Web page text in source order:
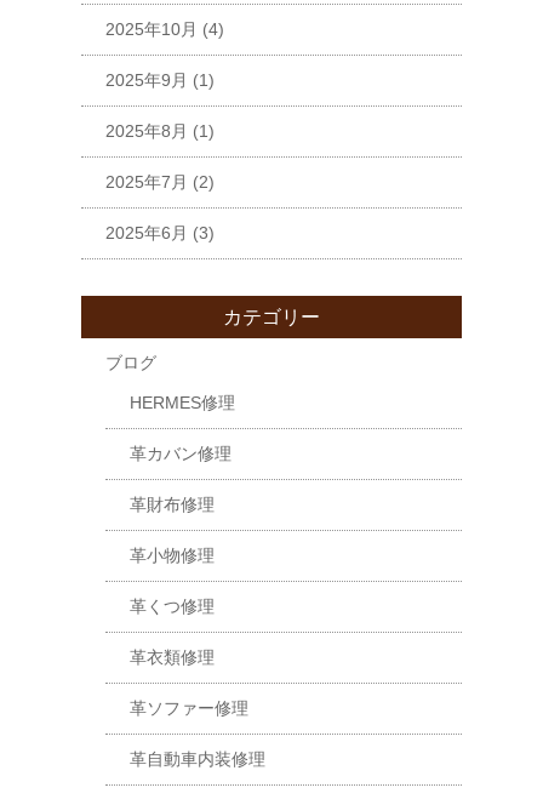
2025年10月 (4)
2025年9月 (1)
2025年8月 (1)
2025年7月 (2)
2025年6月 (3)
カテゴリー
ブログ
HERMES修理
革カバン修理
革財布修理
革小物修理
革くつ修理
革衣類修理
革ソファー修理
革自動車内装修理